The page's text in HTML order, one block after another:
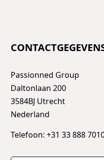
Passionned Group
Daltonlaan 200
3584BJ Utrecht
Nederland
Telefoon: +31 33 888